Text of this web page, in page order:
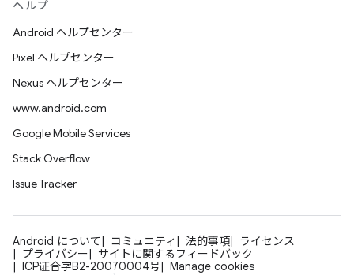
ヘルプ
Android ヘルプセンター
Pixel ヘルプセンター
Nexus ヘルプセンター
www.android.com
Google Mobile Services
Stack Overflow
Issue Tracker
Android について コミュニティ 法的事項
ライセンス
プライバシー
サイトに関するフィードバック
ICP证合字B2-20070004号
Manage cookies